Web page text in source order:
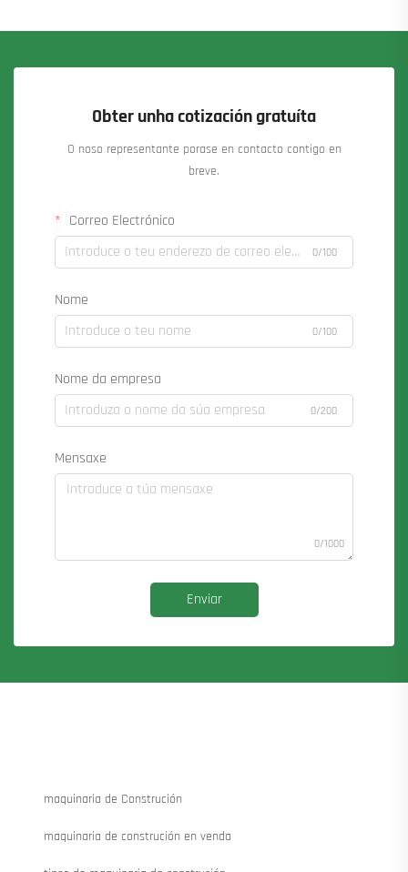
Obter unha cotización gratuíta
O noso representante porase en contacto contigo en
breve.
Correo Electrónico
0/100
Nome
0/100
Nome da empresa
0/200
Mensaxe
0/1000
Enviar
maquinaria de Construción
maquinaria de construción en venda